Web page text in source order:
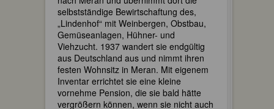
selbstständige Bewirtschaftung des,
„Lindenhof“ mit Weinbergen, Obstbau,
Gemüseanlagen, Hühner- und
Viehzucht. 1937 wandert sie endgültig
aus Deutschland aus und nimmt ihren
festen Wohnsitz in Meran. Mit eigenem
Inventar errichtet sie eine kleine
vornehme Pension, die sie bald hätte
vergrößern können, wenn sie nicht auch